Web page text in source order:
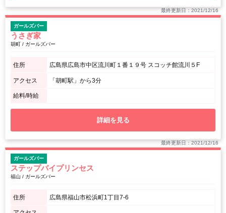
最終更新日：2021/12/16
ガールズバー
うさぎ家
胡町 / ガールズバー
住所 広島県広島市中区流川町１番１９号 スコッチ館流川５F
アクセス 「胡町駅」から3分
給料/時給
詳細を見る
最終更新日：2021/12/16
ガールズバー
ステップバイプリンセス
福山 / ガールズバー
住所 広島県福山市松浜町1丁目7-6